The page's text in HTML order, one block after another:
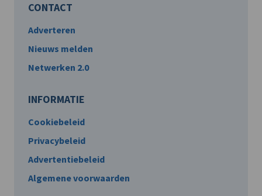
CONTACT
Adverteren
Nieuws melden
Netwerken 2.0
INFORMATIE
Cookiebeleid
Privacybeleid
Advertentiebeleid
Algemene voorwaarden